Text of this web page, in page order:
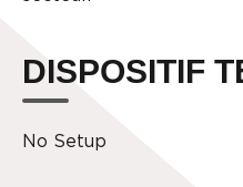
DISPOSITIF
No Setup